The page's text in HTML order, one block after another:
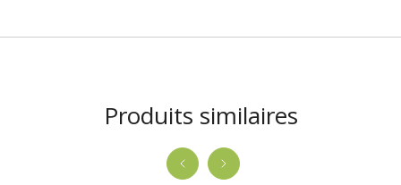
Produits similaires